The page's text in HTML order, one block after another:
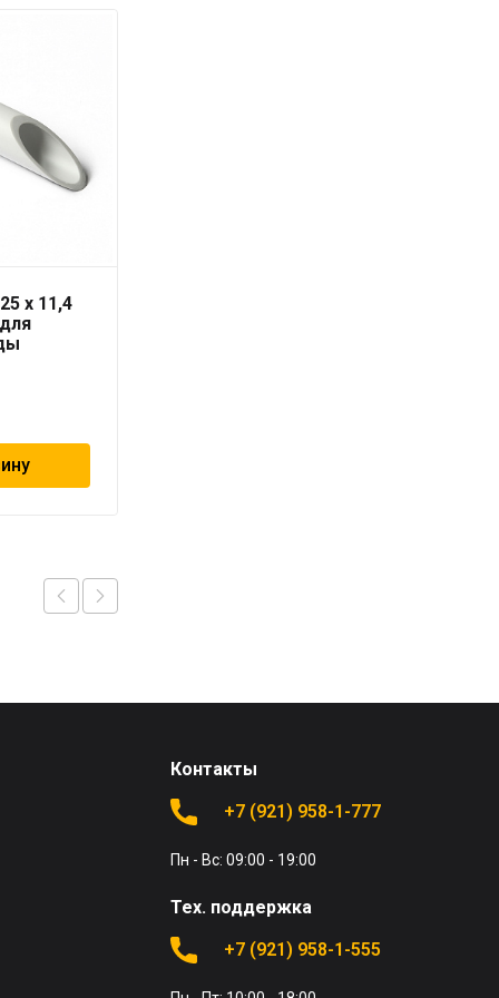
x 11,4
Контакты
+7 (921) 958-1-777
Пн - Вс: 09:00 - 19:00
Тех. поддержка
+7 (921) 958-1-555